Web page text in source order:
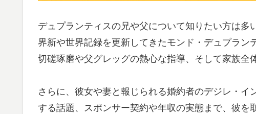
デュプランティスの兄や父について知りたい方は
界新や世界記録を更新してきたモンド・デュプラ
切磋琢磨や父グレッグの熱心な指導、そして家族全
さらに、彼女や妻と報じられる婚約者のデジレ・
する話題、スポンサー契約や年収の実態まで、彼を